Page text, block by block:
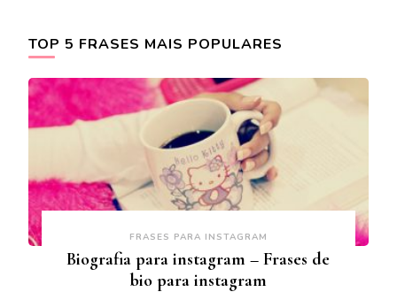
TOP 5 FRASES MAIS POPULARES
FRASES PARA INSTAGRAM
Biografia para instagram – Frases de
bio para instagram